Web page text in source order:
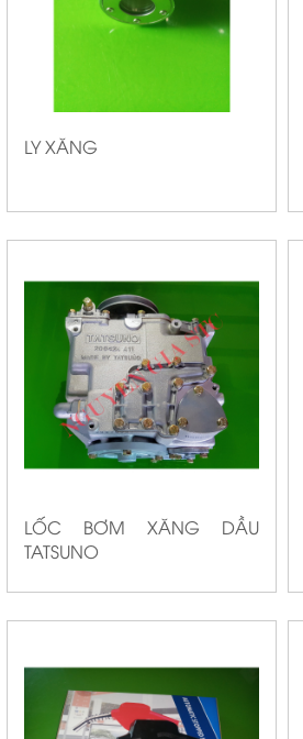
LY XĂNG
LỐC BƠM XĂNG DẦU
TATSUNO